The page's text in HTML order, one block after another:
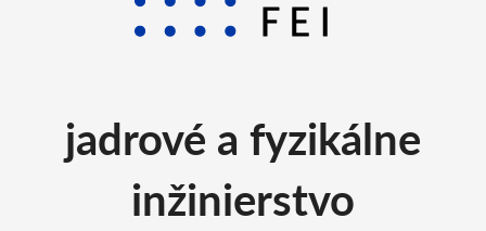
jadrové a fyzikálne
inžinierstvo